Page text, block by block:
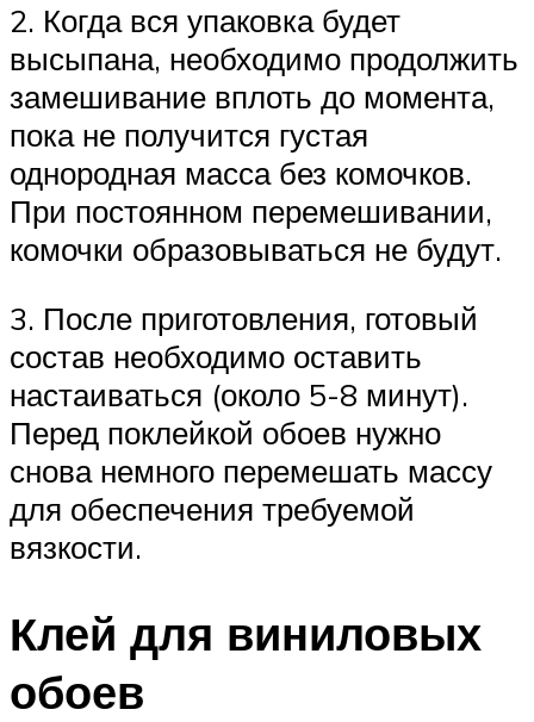
2. Когда вся упаковка будет
высыпана, необходимо продолжить
замешивание вплоть до момента,
пока не получится густая
однородная масса без комочков.
При постоянном перемешивании,
комочки образовываться не будут.
3. После приготовления, готовый
состав необходимо оставить
настаиваться (около 5-8 минут).
Перед поклейкой обоев нужно
снова немного перемешать массу
для обеспечения требуемой
вязкости.
Клей для виниловых
обоев